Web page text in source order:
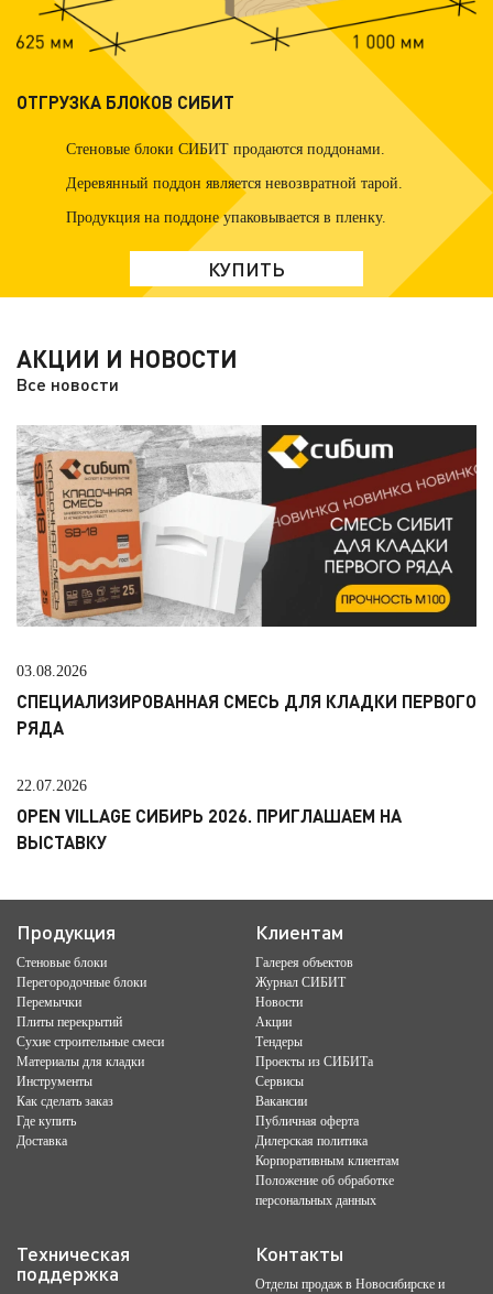
ОТГРУЗКА БЛОКОВ СИБИТ
Стеновые блоки СИБИТ продаются поддонами.
Деревянный поддон является невозвратной тарой.
Продукция на поддоне упаковывается в пленку.
КУПИТЬ
АКЦИИ И НОВОСТИ
Все новости
03.08.2026
СПЕЦИАЛИЗИРОВАННАЯ СМЕСЬ ДЛЯ КЛАДКИ ПЕРВОГО
РЯДА
22.07.2026
OPEN VILLAGE СИБИРЬ 2026. ПРИГЛАШАЕМ НА
ВЫСТАВКУ
Продукция
Стеновые блоки
Перегородочные блоки
Перемычки
Плиты перекрытий
Сухие строительные смеси
Материалы для кладки
Инструменты
Как сделать заказ
Где купить
Доставка
Клиентам
Галерея объектов
Журнал СИБИТ
Новости
Акции
Тендеры
Проекты из СИБИТа
Сервисы
Вакансии
Публичная оферта
Дилерская политика
Корпоративным клиентам
Положение об обработке
персональных данных
Техническая
поддержка
Контакты
Отделы продаж в Новосибирске и